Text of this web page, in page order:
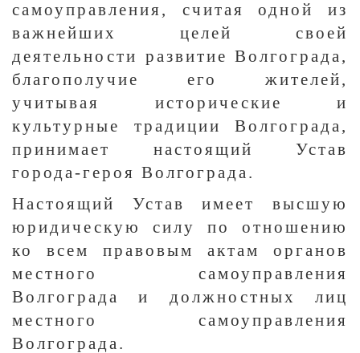
самоуправления, считая одной из
важнейших целей своей
деятельности развитие Волгограда,
благополучие его жителей,
учитывая исторические и
культурные традиции Волгограда,
принимает настоящий Устав
города-героя Волгограда.
Настоящий Устав имеет высшую
юридическую силу по отношению
ко всем правовым актам органов
местного самоуправления
Волгограда и должностных лиц
местного самоуправления
Волгограда.